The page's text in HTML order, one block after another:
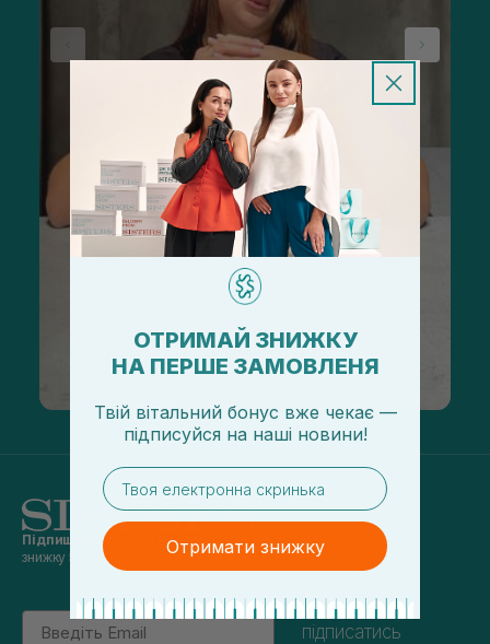
Підпишись на наші новинита отримуй
знижку 5% на перше замовлення
Email
підписатись
ОТРИМАЙ ЗНИЖКУ
НА ПЕРШЕ ЗАМОВЛЕНЯ
Твій вітальний бонус вже чекає —
підписуйся на наші новини!
email
Отримати знижку